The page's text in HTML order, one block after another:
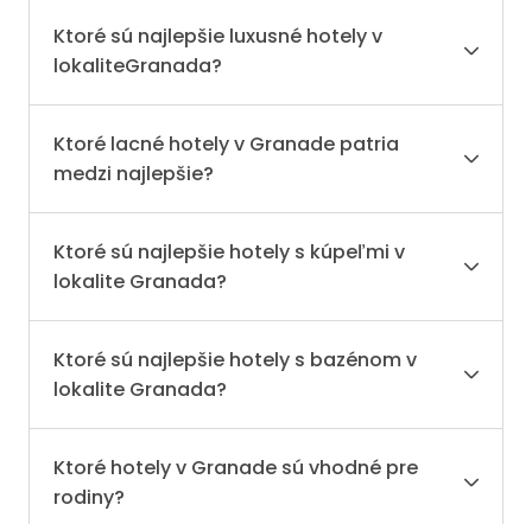
Ktoré sú najlepšie luxusné hotely v
lokaliteGranada?
Ktoré lacné hotely v Granade patria
medzi najlepšie?
Ktoré sú najlepšie hotely s kúpeľmi v
lokalite Granada?
Ktoré sú najlepšie hotely s bazénom v
lokalite Granada?
Ktoré hotely v Granade sú vhodné pre
rodiny?